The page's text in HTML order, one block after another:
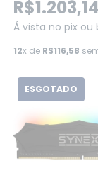
(KF560C30BWA-
R$1.203,14
Á vista no pix ou
12x de R$116,58
ESGOTADO